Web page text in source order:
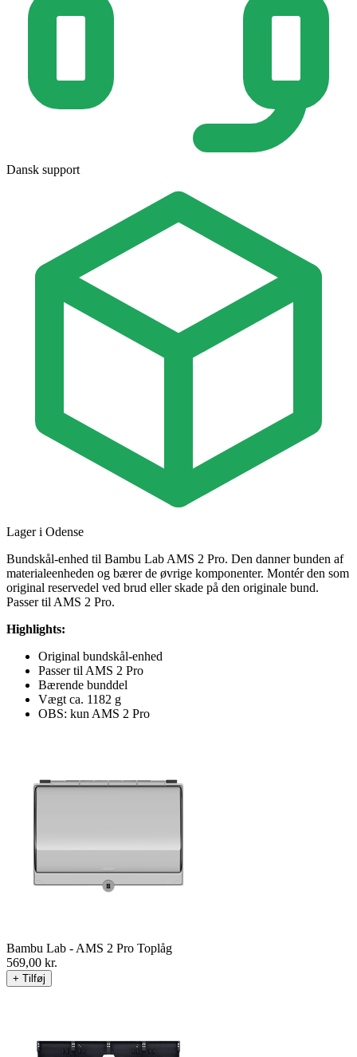
Dansk support
Lager i Odense
Bundskål-enhed til Bambu Lab AMS 2 Pro. Den danner bunden af
materialeenheden og bærer de øvrige komponenter. Montér den som
original reservedel ved brud eller skade på den originale bund.
Passer til AMS 2 Pro.
Highlights:
Original bundskål-enhed
Passer til AMS 2 Pro
Bærende bunddel
Vægt ca. 1182 g
OBS: kun AMS 2 Pro
Bambu Lab - AMS 2 Pro Toplåg
569,00 kr.
+ Tilføj